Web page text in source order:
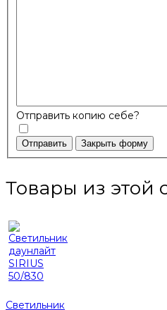
Отправить копию себе?
Отправить Закрыть форму
Товары из этой
Светильник